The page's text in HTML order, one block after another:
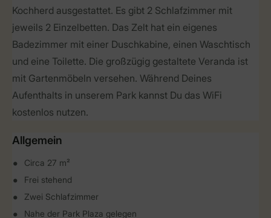
Kochherd ausgestattet. Es gibt 2 Schlafzimmer mit
jeweils 2 Einzelbetten. Das Zelt hat ein eigenes
Badezimmer mit einer Duschkabine, einen Waschtisch
und eine Toilette. Die großzügig gestaltete Veranda ist
mit Gartenmöbeln versehen. Während Deines
Aufenthalts in unserem Park kannst Du das WiFi
kostenlos nutzen.
Allgemein
Circa 27 m²
Frei stehend
Zwei Schlafzimmer
Nahe der Park Plaza gelegen